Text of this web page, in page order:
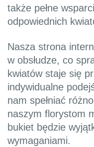
także pełne
odpowiednich
Nasza strona
w obsłudze, co
kwiatów staje się
indywidualne
nam spełniać
naszym florystom
bukiet będzie
wymaganiami.